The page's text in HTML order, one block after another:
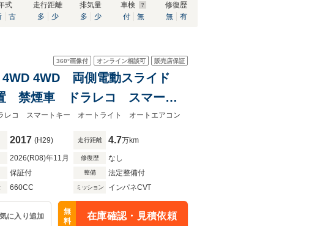
式
古
走行距離
多
少
排気量
多
少
車検
付
無
修復歴
無
有
360°画像付 オンライン相談可 販売店保証
4WD 4WD 両側電動スライド
禁煙車 ドラレコ スマート
再生 フルセグ
レコ スマートキー オートライト オートエアコン
2017 (H29) 走行距離 4.7万km
2026(R08)年11月 修復歴 なし
保証付 整備 法定整備付
660CC ミッション インパネCVT
に入り追加
無
料
在庫確認・見積依頼